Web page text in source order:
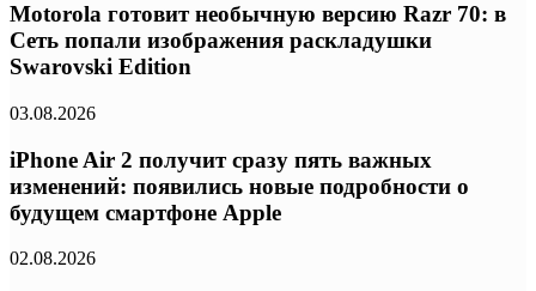
Motorola готовит необычную версию Razr 70: в
Сеть попали изображения раскладушки
Swarovski Edition
03.08.2026
iPhone Air 2 получит сразу пять важных
изменений: появились новые подробности о
будущем смартфоне Apple
02.08.2026